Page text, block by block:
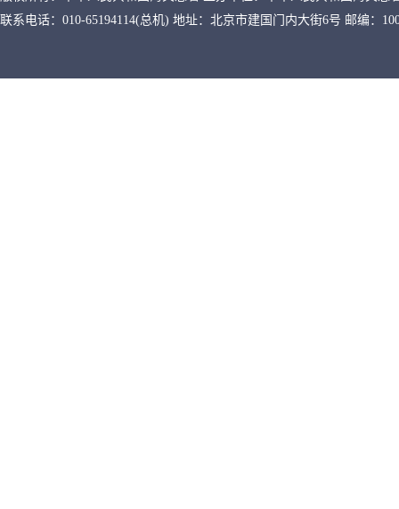
联系电话：010-65194114(总机) 地址：北京市建国门内大街6号 邮编：